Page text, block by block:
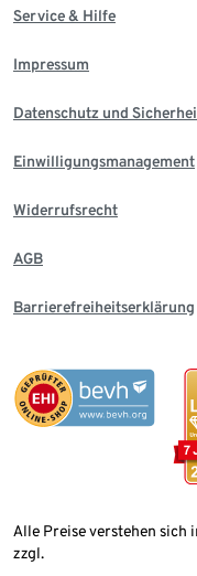
Service & Hilfe
Impressum
Datenschutz und
Einwilligungsmanagement
Widerrufsrecht
AGB
Barrierefreiheitserklärung
Alle Preise verstehen
zzgl.